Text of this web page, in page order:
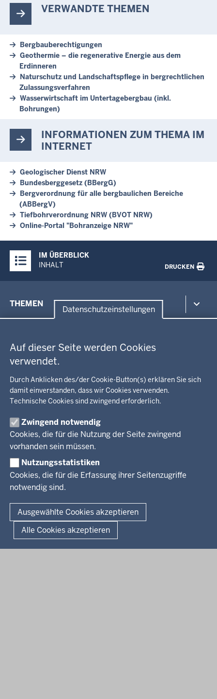
Datenschutzeinstellungen
Auf dieser Seite werden Cookies
verwendet.
Durch Anklicken des/der Cookie-Button(s) erklären Sie sich
damit einverstanden, dass wir Cookies verwenden.
Technische Cookies sind zwingend erforderlich.
Zwingend notwendig
Cookies, die für die Nutzung der Seite zwingend
vorhanden sein müssen.
Nutzungsstatistiken
Cookies, die für die Erfassung ihrer Seitenzugriffe
notwendig sind.
Ausgewählte Cookies akzeptieren
Alle Cookies akzeptieren
VERWANDTE THEMEN
Bergbauberechtigungen
Geothermie – die regenerative Energie aus dem
Erdinneren
Naturschutz und Landschaftspflege in bergrechtlichen
Zulassungsverfahren
Wasserwirtschaft im Untertagebergbau (inkl.
Bohrungen)
INFORMATIONEN ZUM THEMA IM
INTERNET
Geologischer Dienst NRW
Bundesberggesetz (BBergG)
Bergverordnung für alle bergbaulichen Bereiche
(ABBergV)
Tiefbohrverordnung NRW (BVOT NRW)
Online-Portal "Bohranzeige NRW"
Inhalte
IM ÜBERBLICK
INHALT
DRUCKEN
der
THEMEN
Kommunalaufsicht, Planung, Verkehr
Energie, Bergbau
Recht, Ordnung
Integration, Migration
Behördenleitung
Regierungsbezirk
KARRIERE
Stellenausschreibungen
Aktuelle Ausbildungsstellen und Praktika
Pressestelle
Social Media
BEKANNTMACHUNGEN
Amtsblatt
© 2026 Bezirksregierung Arnsberg
Fußzeile
Impressum Datenschutz Barrierefreiheit
Kurzlink zu dieser Seite